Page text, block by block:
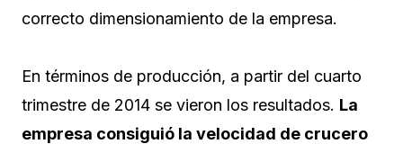
correcto dimensionamiento de la empresa.
En términos de producción, a partir del cuarto
trimestre de 2014 se vieron los resultados. La
empresa consiguió la velocidad de crucero